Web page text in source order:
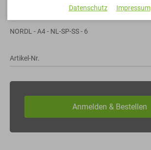
Sicherungsscheiben
NORDL - A4 - NL-SP-SS - 6
Artikel-Nr.
Datenschutz Impressum